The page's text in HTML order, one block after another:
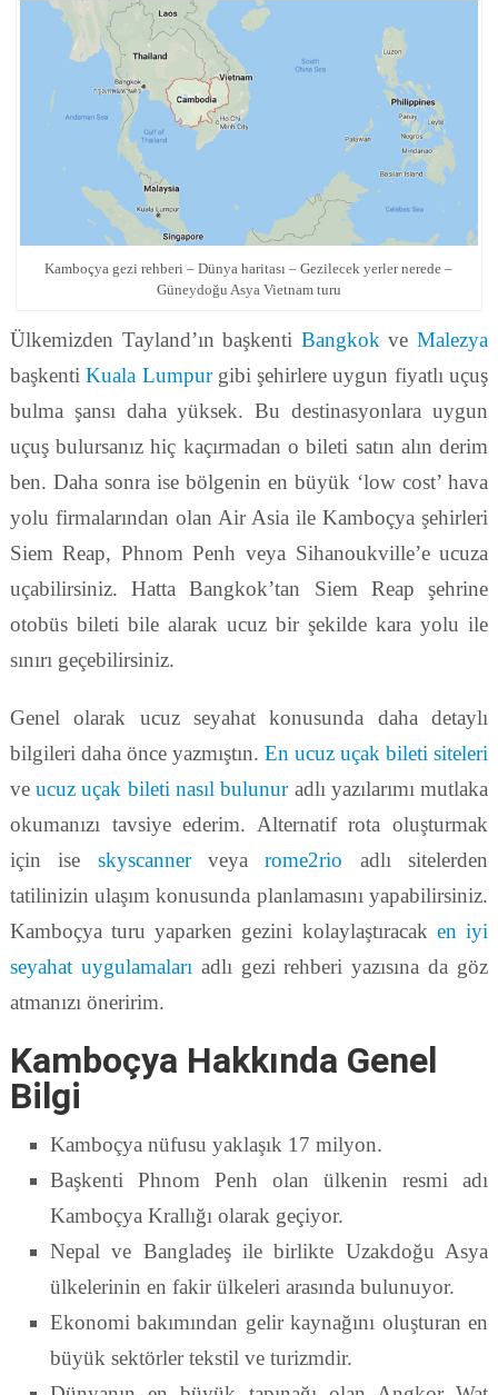
Kamboçya gezi rehberi – Dünya haritası – Gezilecek yerler nerede –
Güneydoğu Asya Vietnam turu
Ülkemizden Tayland’ın başkenti Bangkok veMalezya
başkentiKuala Lumpurgibi şehirlere uygun fiyatlı uçuş
bulma şansı daha yüksek. Bu destinasyonlara uygun
uçuş bulursanız hiç kaçırmadan o bileti satın alın derim
ben. Daha sonra ise bölgenin en büyük ‘low cost’ hava
yolu firmalarından olan Air Asia ile Kamboçya şehirleri
Siem Reap, Phnom Penh veya Sihanoukville’e ucuza
uçabilirsiniz. Hatta Bangkok’tan Siem Reap şehrine
otobüs bileti bile alarak ucuz bir şekilde kara yolu ile
sınırı geçebilirsiniz.
Genel olarak ucuz seyahat konusunda daha detaylı
bilgileri daha önce yazmıştın. En ucuz uçak bileti siteleri
veucuz uçak bileti nasıl bulunuradlı yazılarımı mutlaka
okumanızı tavsiye ederim. Alternatif rota oluşturmak
için ise skyscannerveyarome2rio adlı sitelerden
tatilinizin ulaşım konusunda planlamasını yapabilirsiniz.
Kamboçya turu yaparken gezini kolaylaştıracak en iyi
seyahat uygulamaları adlı gezi rehberi yazısına da göz
atmanızı öneririm.
Kamboçya Hakkında Genel
Bilgi
Kamboçya nüfusu yaklaşık 17 milyon.
Başkenti Phnom Penh olan ülkenin resmi adı
Kamboçya Krallığı olarak geçiyor.
Nepal ve Bangladeş ile birlikte Uzakdoğu Asya
ülkelerinin en fakir ülkeleri arasında bulunuyor.
Ekonomi bakımından gelir kaynağını oluşturan en
büyük sektörler tekstil ve turizmdir.